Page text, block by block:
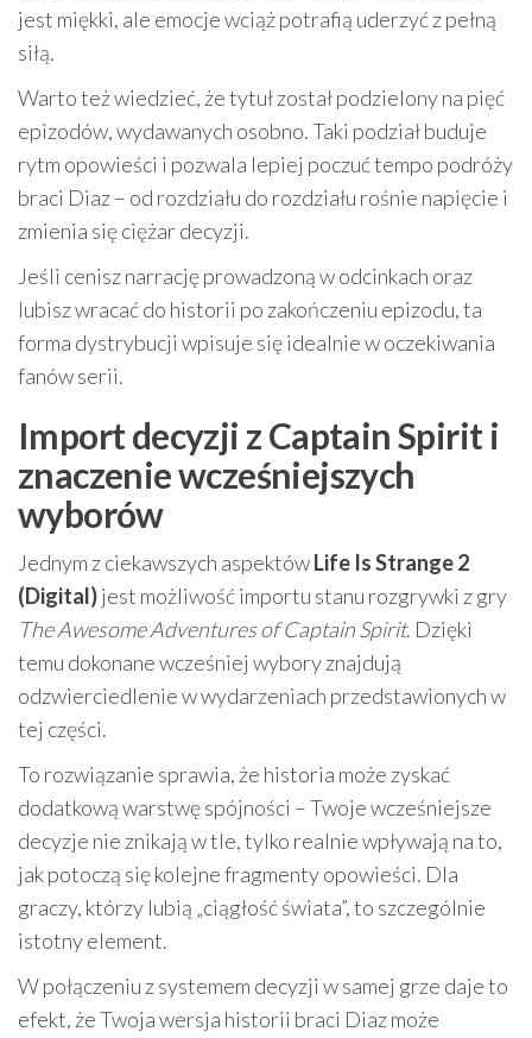
jest miękki, ale emocje wciąż potrafią uderzyć z pełną
siłą.
Warto też wiedzieć, że tytuł został podzielony na pięć
epizodów, wydawanych osobno. Taki podział buduje
rytm opowieści i pozwala lepiej poczuć tempo podróży
braci Diaz – od rozdziału do rozdziału rośnie napięcie i
zmienia się ciężar decyzji.
Jeśli cenisz narrację prowadzoną w odcinkach oraz
lubisz wracać do historii po zakończeniu epizodu, ta
forma dystrybucji wpisuje się idealnie w oczekiwania
fanów serii.
Import decyzji z Captain Spirit i
znaczenie wcześniejszych
wyborów
Jednym z ciekawszych aspektówLife Is Strange 2
(Digital)jest możliwość importu stanu rozgrywki z gry
The Awesome Adventures of Captain Spirit. Dzięki
temu dokonane wcześniej wybory znajdują
odzwierciedlenie w wydarzeniach przedstawionych w
tej części.
To rozwiązanie sprawia, że historia może zyskać
dodatkową warstwę spójności – Twoje wcześniejsze
decyzje nie znikają w tle, tylko realnie wpływają na to,
jak potoczą się kolejne fragmenty opowieści. Dla
graczy, którzy lubią „ciągłość świata”, to szczególnie
istotny element.
W połączeniu z systemem decyzji w samej grze daje to
efekt, że Twoja wersja historii braci Diaz może